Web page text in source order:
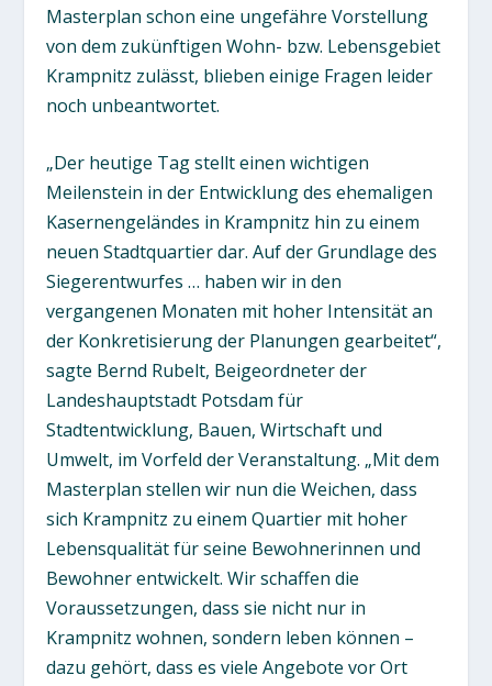
Masterplan schon eine ungefähre Vorstellung
von dem zukünftigen Wohn- bzw. Lebensgebiet
Krampnitz zulässt, blieben einige Fragen leider
noch unbeantwortet.
„Der heutige Tag stellt einen wichtigen
Meilenstein in der Entwicklung des ehemaligen
Kasernengeländes in Krampnitz hin zu einem
neuen Stadtquartier dar. Auf der Grundlage des
Siegerentwurfes … haben wir in den
vergangenen Monaten mit hoher Intensität an
der Konkretisierung der Planungen gearbeitet“,
sagte Bernd Rubelt, Beigeordneter der
Landeshauptstadt Potsdam für
Stadtentwicklung, Bauen, Wirtschaft und
Umwelt, im Vorfeld der Veranstaltung. „Mit dem
Masterplan stellen wir nun die Weichen, dass
sich Krampnitz zu einem Quartier mit hoher
Lebensqualität für seine Bewohnerinnen und
Bewohner entwickelt. Wir schaffen die
Voraussetzungen, dass sie nicht nur in
Krampnitz wohnen, sondern leben können –
dazu gehört, dass es viele Angebote vor Ort